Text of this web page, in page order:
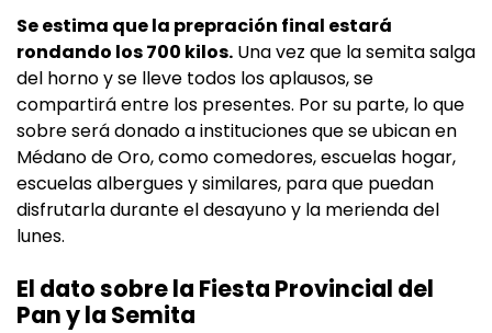
Se estima que la prepración final estará
rondando los 700 kilos. Una vez que la semita salga
del horno y se lleve todos los aplausos, se
compartirá entre los presentes. Por su parte, lo que
sobre será donado a instituciones que se ubican en
Médano de Oro, como comedores, escuelas hogar,
escuelas albergues y similares, para que puedan
disfrutarla durante el desayuno y la merienda del
lunes.
El dato sobre la Fiesta Provincial del
Pan y la Semita